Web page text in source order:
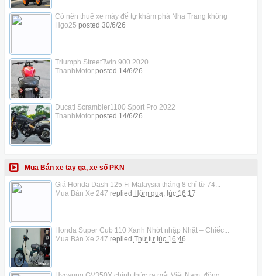
Có nên thuê xe máy để tự khám phá Nha Trang không
Hgo25 posted 30/6/26
Triumph StreetTwin 900 2020
ThanhMotorposted 14/6/26
Ducati Scrambler1100 Sport Pro 2022
ThanhMotorposted 14/6/26
Mua Bán xe tay ga, xe số PKN
Giá Honda Dash 125 Fi Malaysia tháng 8 chỉ từ 74...
Mua Bán Xe 247 replied Hôm qua, lúc 16:17
Honda Super Cub 110 Xanh Nhớt nhập Nhật – Chiếc...
Mua Bán Xe 247 replied Thứ tư lúc 16:46